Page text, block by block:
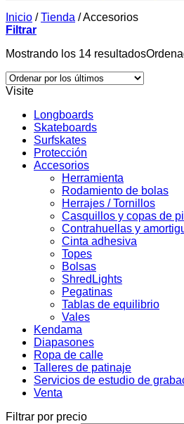
Inicio / Tienda /Accesorios
Filtrar
Mostrando los 14 resultados
Visite
Longboards
Skateboards
Surfskates
Protección
Accesorios
Herramienta
Rodamiento de bolas
Herrajes / Tornillos
Casquillos y copas de
Contrahuellas y
Cinta adhesiva
Topes
Bolsas
ShredLights
Pegatinas
Tablas de equilibrio
Vales
Kendama
Diapasones
Ropa de calle
Talleres de patinaje
Servicios de estudio de
Venta
Filtrar por precio